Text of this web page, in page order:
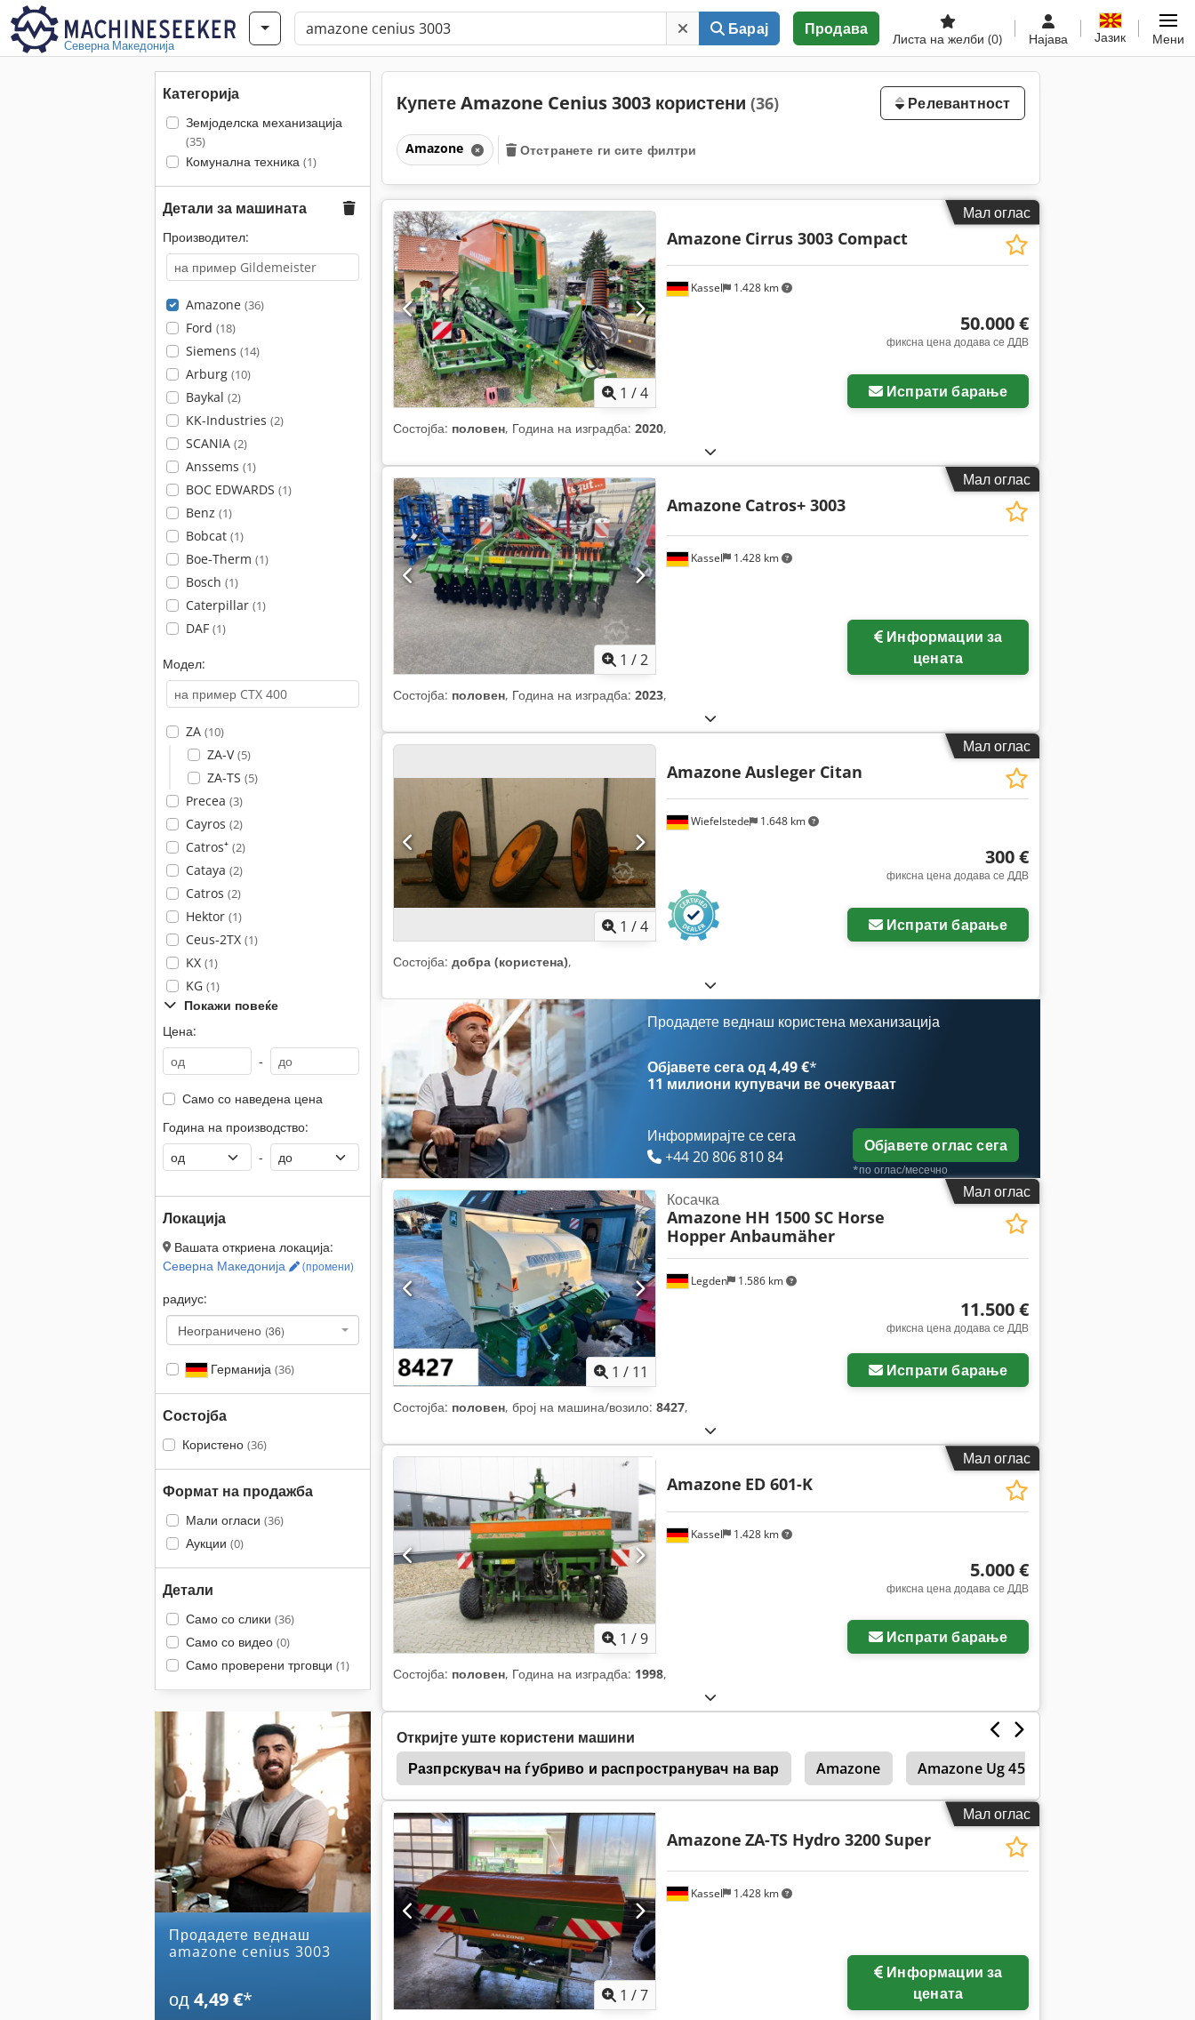
Северна Македонија
Барај Продава
Листа на желби (0) Најава Јазик Мени
Категорија
Земјоделска механизација
(35)
Комунална техника (1)
Детали за машината
Производител:
Amazone (36)
Ford (18)
Siemens (14)
Arburg (10)
Baykal (2)
KK-Industries (2)
SCANIA (2)
Anssems (1)
BOC EDWARDS (1)
Benz (1)
Bobcat (1)
Boe-Therm (1)
Bosch (1)
Caterpillar (1)
DAF (1)
Модел:
ZA (10)
ZA-V(5)
ZA-TS (5)
Precea (3)
Cayros (2)
Catros⁺ (2)
Cataya (2)
Catros (2)
Hektor (1)
Ceus-2TX (1)
KX (1)
KG (1)
Покажи повеќе
Цена:
-
Само со наведена цена
Година на производство:
-
Локација
Вашата откриена локација:
Северна Македонија
(промени)
радиус:
Неограничено (36)
Германија (36)
Состојба
Користено (36)
Формат на продажба
Мали огласи (36)
Аукции (0)
Детали
Само со слики (36)
Само со видео (0)
Само проверени трговци (1)
Продадете веднаш
amazone cenius 3003
од4,49 €*
Купете Amazone Cenius 3003 користени (36) Релевантност
Amazone Отстранете ги сите филтри
Мал оглас
1 /4
Kassel 1.428 km
Amazone Cirrus 3003 Compact
50.000 €
фиксна цена додава се ДДВ
Испрати барање
Состојба: половен, Година на изградба: 2020,
Мал оглас
Побарајте повеќе
1 /2
Kassel 1.428 km
Amazone Catros+ 3003
цената
Состојба: половен, Година на изградба: 2023,
Мал оглас
1 /4
Wiefelstede 1.648 km
Amazone Ausleger Citan
300 €
фиксна цена додава се ДДВ
Испрати барање
Состојба: добра (користена),
Продадете веднаш користена механизација
Објавете сега од 4,49 €*
11 милиони купувачи ве очекуваат
Информирајте се сега
+44 20 806 810 84
Објавете оглас сега
*по оглас/месечно
Мал оглас
1 / 11
Legden 1.586 km
Косачка
Amazone HH 1500 SC Horse
Hopper Anbaumäher
11.500 €
фиксна цена додава се ДДВ
Испрати барање
Состојба: половен, број на машина/возило: 8427,
Мал оглас
1 /9
Kassel 1.428 km
Amazone ED 601-K
5.000 €
фиксна цена додава се ДДВ
Испрати барање
Состојба: половен, Година на изградба: 1998,
Откријте уште користени машини
Разпрскувач на ѓубриво и распространувач на вар
Amazone Amazone Ug 4500
Amazone Uf 1501 Amazone Uf 1201
Мал оглас
1 /7
Kassel 1.428 km
Amazone ZA-TS Hydro 3200 Super
цената